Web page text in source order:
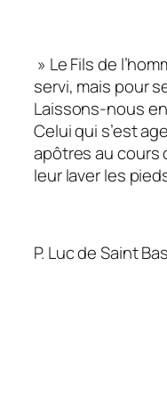
» Le Fils de
servi, mais pour
Laissons-nous
Celui qui s’est
apôtres au cours
leur laver les
P. Luc de Saint